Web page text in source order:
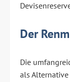
Der
Die
als